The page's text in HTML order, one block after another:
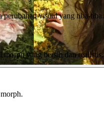
visual yang tiba-tiba.
yang bersih dan realistis.